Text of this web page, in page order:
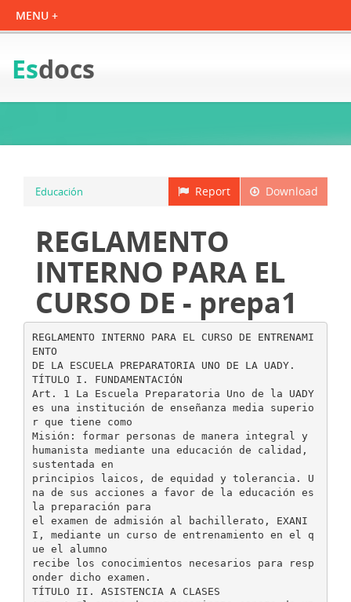
Esdocs
Download
Report
Educación
REGLAMENTO
INTERNO PARA EL
CURSO DE - prepa1
REGLAMENTO INTERNO PARA EL CURSO DE ENTRENAMI
ENTO
DE LA ESCUELA PREPARATORIA UNO DE LA UADY.
TÍTULO I. FUNDAMENTACIÓN
Art. 1 La Escuela Preparatoria Uno de la UADY
es una institución de enseñanza media superio
r que tiene como
Misión: formar personas de manera integral y
humanista mediante una educación de calidad,
sustentada en
principios laicos, de equidad y tolerancia. U
na de sus acciones a favor de la educación es
la preparación para
el examen de admisión al bachillerato, EXANI
I, mediante un curso de entrenamiento en el q
ue el alumno
recibe los conocimientos necesarios para resp
onder dicho examen.
TÍTULO II. ASISTENCIA A CLASES